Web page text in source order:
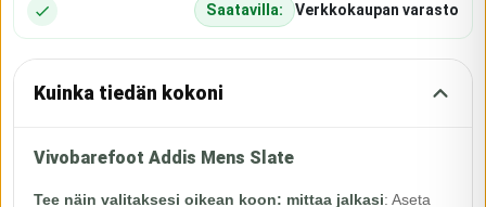
Saatavilla: Verkkokaupan varasto
Kuinka tiedän kokoni
Vivobarefoot Addis Mens Slate
Tee näin valitaksesi oikean koon: mittaa jalkasi: Aseta